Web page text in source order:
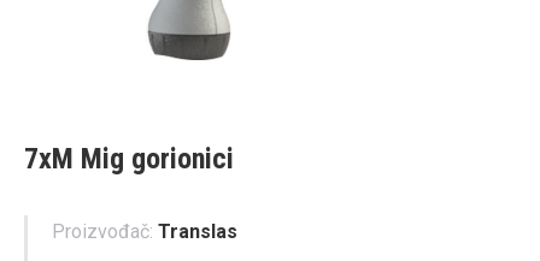
7xM Mig gorionici
Proizvođač: Translas